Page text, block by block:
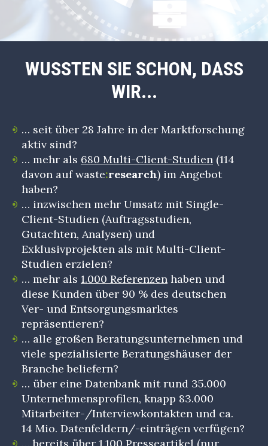
WUSSTEN SIE SCHON, DASS
WIR...
… seit über 28 Jahre in der Marktforschung
aktiv sind?
… mehr als 680 Multi-Client-Studien (114
davon auf waste:research) im Angebot
haben?
… inzwischen mehr Umsatz mit Single-
Client-Studien (Auftragsstudien,
Gutachten, Analysen) und
Exklusivprojekten als mit Multi-Client-
Studien erzielen?
… mehr als 1.000 Referenzen haben und
diese Kunden über 90 % des deutschen
Ver- und Entsorgungsmarktes
repräsentieren?
… alle großen Beratungsunternehmen und
viele spezialisierte Beratungshäuser der
Branche beliefern?
… über eine Datenbank mit rund 35.000
Unternehmensprofilen, knapp 83.000
Mitarbeiter-/Interviewkontakten und ca.
14 Mio. Datenfeldern/-einträgen verfügen?
… bereits über 1.100 Presseartikel (nur